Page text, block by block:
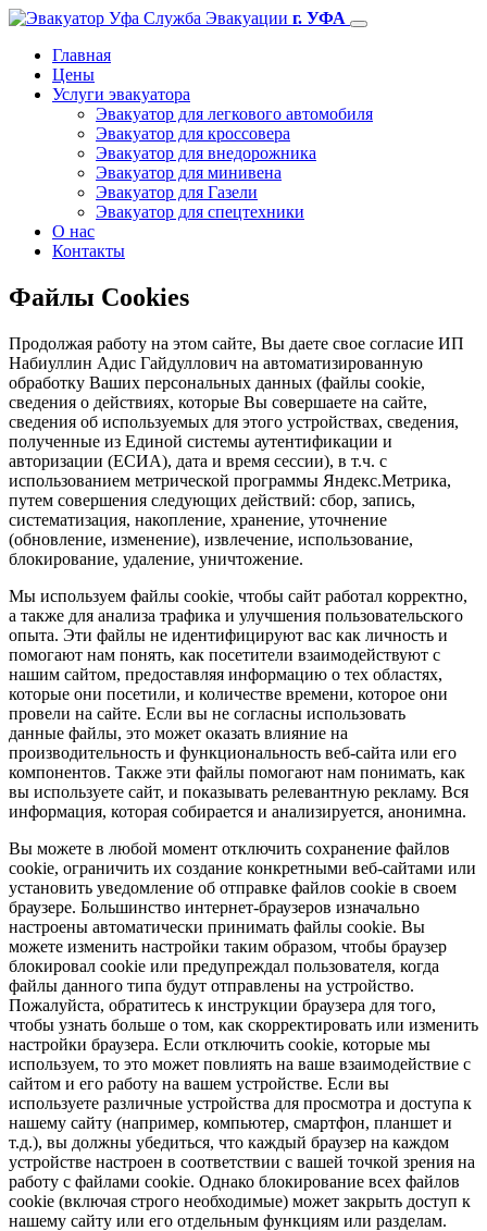
Служба Эвакуации г. УФА
Главная
Цены
Услуги эвакуатора
Эвакуатор для легкового автомобиля
Эвакуатор для кроссовера
Эвакуатор для внедорожника
Эвакуатор для минивена
Эвакуатор для Газели
Эвакуатор для спецтехники
О нас
Контакты
Файлы Cookies
Продолжая работу на этом сайте, Вы даете свое согласие ИП
Набиуллин Адис Гайдуллович на автоматизированную
обработку Ваших персональных данных (файлы cookie,
сведения о действиях, которые Вы совершаете на сайте,
сведения об используемых для этого устройствах, сведения,
полученные из Единой системы аутентификации и
авторизации (ЕСИА), дата и время сессии), в т.ч. с
использованием метрической программы Яндекс.Метрика,
путем совершения следующих действий: сбор, запись,
систематизация, накопление, хранение, уточнение
(обновление, изменение), извлечение, использование,
блокирование, удаление, уничтожение.
Мы используем файлы cookie, чтобы сайт работал корректно,
а также для анализа трафика и улучшения пользовательского
опыта. Эти файлы не идентифицируют вас как личность и
помогают нам понять, как посетители взаимодействуют с
нашим сайтом, предоставляя информацию о тех областях,
которые они посетили, и количестве времени, которое они
провели на сайте. Если вы не согласны использовать
данные файлы, это может оказать влияние на
производительность и функциональность веб-сайта или его
компонентов. Также эти файлы помогают нам понимать, как
вы используете сайт, и показывать релевантную рекламу. Вся
информация, которая собирается и анализируется, анонимна.
Вы можете в любой момент отключить сохранение файлов
cookie, ограничить их создание конкретными веб-сайтами или
установить уведомление об отправке файлов cookie в своем
браузере. Большинство интернет-браузеров изначально
настроены автоматически принимать файлы cookie. Вы
можете изменить настройки таким образом, чтобы браузер
блокировал cookie или предупреждал пользователя, когда
файлы данного типа будут отправлены на устройство.
Пожалуйста, обратитесь к инструкции браузера для того,
чтобы узнать больше о том, как скорректировать или изменить
настройки браузера. Если отключить cookie, которые мы
используем, то это может повлиять на ваше взаимодействие с
сайтом и его работу на вашем устройстве. Если вы
используете различные устройства для просмотра и доступа к
нашему сайту (например, компьютер, смартфон, планшет и
т.д.), вы должны убедиться, что каждый браузер на каждом
устройстве настроен в соответствии с вашей точкой зрения на
работу с файлами cookie. Однако блокирование всех файлов
cookie (включая строго необходимые) может закрыть доступ к
нашему сайту или его отдельным функциям или разделам.